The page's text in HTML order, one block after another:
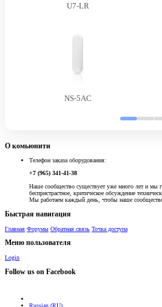
U7-LR
NS-5AC
О комьюнити
Телефон заказа оборудования:
+7 (965) 341-41-38
Наше сообщество существует уже много лет и мы
беспристрастное, критическое обсуждение
Мы работаем каждый день, чтобы наше
Быстрая навигация
Главная Форумы Обратная связь Точка доступа
Меню пользователя
Login
Follow us on Facebook